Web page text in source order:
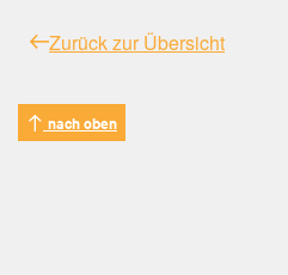
Zurück zur Übersicht
nach oben